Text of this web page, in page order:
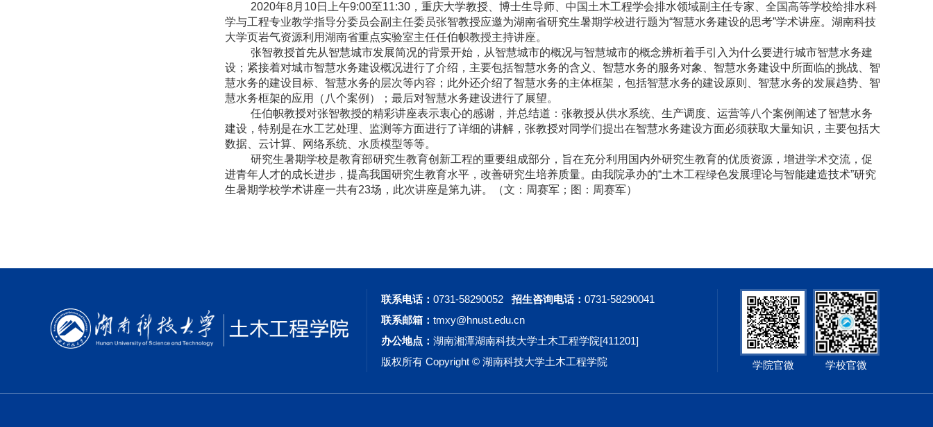
2020年8月 10日上午9:00至11:30 ，重庆大学教授、博士生导师、中国土木工程学会排水领域副主任专家、全国高等学校给排水科
学与工程专业教学指导分委员会副主任委员张智教授应邀为湖南省研究生暑期学校进行题为“智慧水务建设的思考”学术讲座。湖南科技
大学页岩气资源利用湖南省重点实验室主任任伯帜教授主持讲座。
张智教授首先从智慧城市发展简况的背景开始，从智慧城市的概况与智慧城市的概念辨析着手引入为什么要进行城市智慧水务建
设；紧接着对城市智慧水务建设概况进行了介绍，主要包括智慧水务的含义、智慧水务的服务对象、智慧水务建设中所面临的挑战、智
慧水务的建设目标、智慧水务的层次等内容；此外还介绍了智慧水务的主体框架，包括智慧水务的建设原则、智慧水务的发展趋势、智
慧水务框架的应用（八个案例）；最后对智慧水务建设进行了展望。
任伯帜教授对张智教授的精彩讲座表示衷心的感谢，并总结道：张教授从供水系统、生产调度、运营等八个案例阐述了智慧水务
建设，特别是在水工艺处理、监测等方面进行了详细的讲解，张教授对同学们提出在智慧水务建设方面必须获取大量知识，主要包括大
数据、云计算、网络系统、水质模型等等。
研究生暑期学校是教育部研究生教育创新工程的重要组成部分，旨在充分利用国内外研究生教育的优质资源，增进学术交流，促
进青年人才的成长进步，提高我国研究生教育水平，改善研究生培养质量。由我院承办的“土木工程绿色发展理论与智能建造技术”研究
生暑期学校学术讲座一共有23场，此次讲座是第九讲。
（文：周赛军；图：周赛军）
联系电话：0731-58290052招生咨询电话：0731-58290041
联系邮箱：tmxy@hnust.edu.cn
办公地点：湖南湘潭湖南科技大学土木工程学院[411201]
版权所有 Copyright © 湖南科技大学土木工程学院
学校官微
学院官微